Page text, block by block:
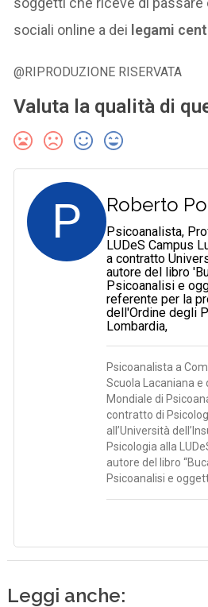
sociali online a dei legami
@RIPRODUZIONE RISERVATA
Valuta la qualità di
P Roberto
Psicoanalista,
LUDeS Campus
a contratto
autore del libro
Psicoanalisi e
referente per la
dell'Ordine degli
Lombardia,
Psicoanalista a
Scuola Lacaniana e
Mondiale di
contratto di
all’Università
Psicologia alla
autore del libro
Psicoanalisi e
Leggi anche: